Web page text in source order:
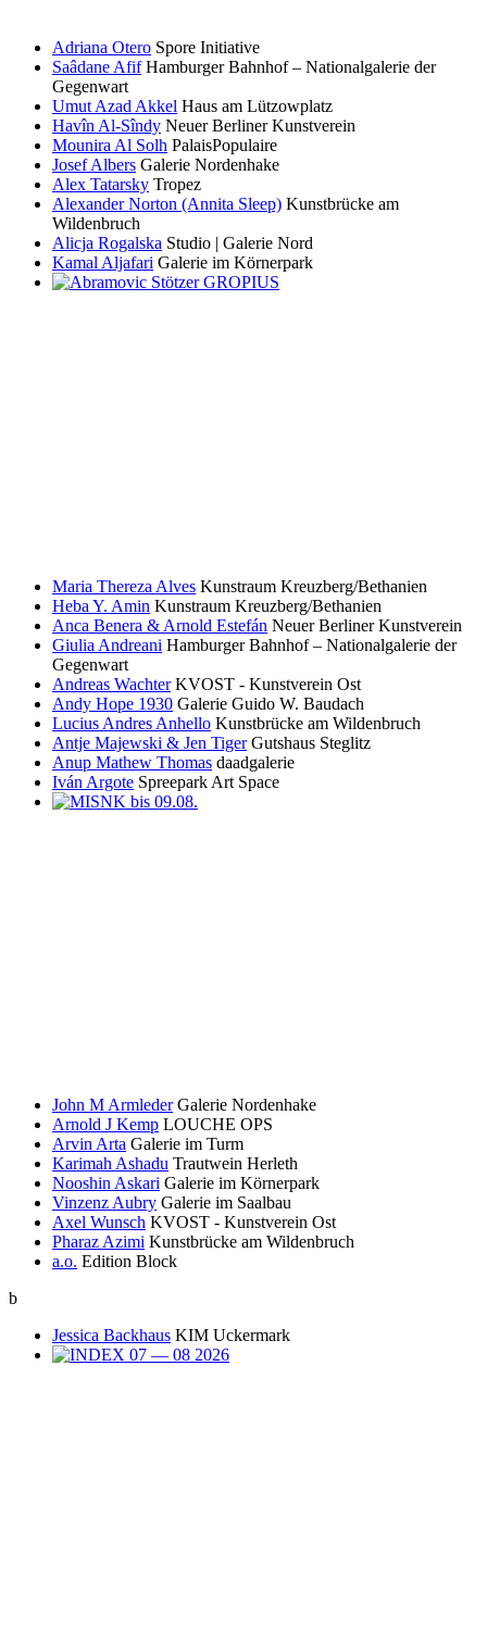
Adriana Otero Spore Initiative
Saâdane Afif Hamburger Bahnhof – Nationalgalerie der
Gegenwart
Umut Azad Akkel Haus am Lützowplatz
Havîn Al-Sîndy Neuer Berliner Kunstverein
Mounira Al Solh PalaisPopulaire
Josef Albers Galerie Nordenhake
Alex Tatarsky Tropez
Alexander Norton (Annita Sleep) Kunstbrücke am
Wildenbruch
Alicja Rogalska Studio | Galerie Nord
Kamal Aljafari Galerie im Körnerpark
Maria Thereza Alves Kunstraum Kreuzberg/Bethanien
Heba Y. Amin Kunstraum Kreuzberg/Bethanien
Anca Benera & Arnold Estefán Neuer Berliner Kunstverein
Giulia Andreani Hamburger Bahnhof – Nationalgalerie der
Gegenwart
Andreas Wachter KVOST - Kunstverein Ost
Andy Hope 1930 Galerie Guido W. Baudach
Lucius Andres Anhello Kunstbrücke am Wildenbruch
Antje Majewski & Jen Tiger Gutshaus Steglitz
Anup Mathew Thomas daadgalerie
Iván Argote Spreepark Art Space
John M Armleder Galerie Nordenhake
Arnold J Kemp LOUCHE OPS
Arvin Arta Galerie im Turm
Karimah Ashadu Trautwein Herleth
Nooshin Askari Galerie im Körnerpark
Vinzenz Aubry Galerie im Saalbau
Axel Wunsch KVOST - Kunstverein Ost
Pharaz Azimi Kunstbrücke am Wildenbruch
a.o. Edition Block
b
Jessica Backhaus KIM Uckermark